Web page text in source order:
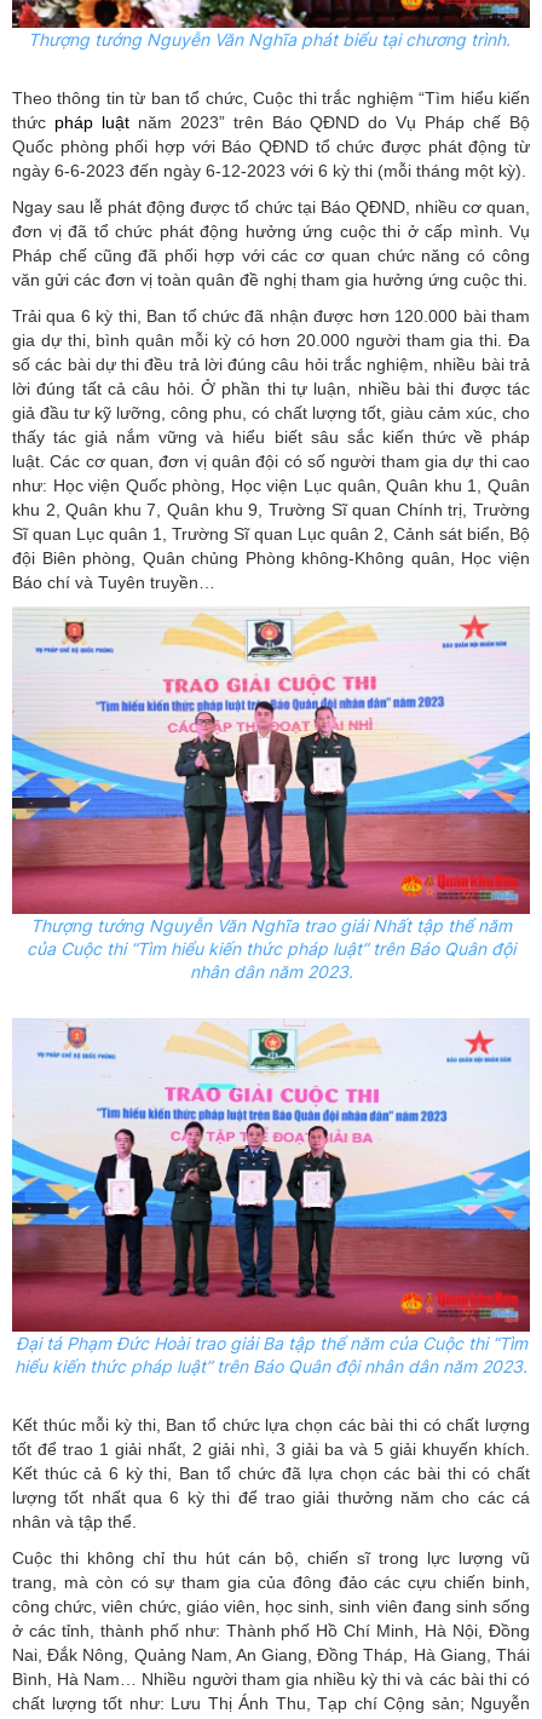
Thượng tướng Nguyễn Văn Nghĩa phát biểu tại chương trình.
Theo thông tin từ ban tổ chức, Cuộc thi trắc nghiệm “Tìm hiểu kiến
thức pháp luậtnăm 2023” trên Báo QĐND do Vụ Pháp chế Bộ
Quốc phòng phối hợp với Báo QĐND tổ chức được phát động từ
ngày 6-6-2023 đến ngày 6-12-2023 với 6 kỳ thi (mỗi tháng một kỳ).
Ngay sau lễ phát động được tổ chức tại Báo QĐND, nhiều cơ quan,
đơn vị đã tổ chức phát động hưởng ứng cuộc thi ở cấp mình. Vụ
Pháp chế cũng đã phối hợp với các cơ quan chức năng có công
văn gửi các đơn vị toàn quân đề nghị tham gia hưởng ứng cuộc thi.
Trải qua 6 kỳ thi, Ban tổ chức đã nhận được hơn 120.000 bài tham
gia dự thi, bình quân mỗi kỳ có hơn 20.000 người tham gia thi. Đa
số các bài dự thi đều trả lời đúng câu hỏi trắc nghiệm, nhiều bài trả
lời đúng tất cả câu hỏi. Ở phần thi tự luận, nhiều bài thi được tác
giả đầu tư kỹ lưỡng, công phu, có chất lượng tốt, giàu cảm xúc, cho
thấy tác giả nắm vững và hiểu biết sâu sắc kiến thức về pháp
luật. Các cơ quan, đơn vị quân đội có số người tham gia dự thi cao
như: Học viện Quốc phòng, Học viện Lục quân, Quân khu 1, Quân
khu 2, Quân khu 7, Quân khu 9, Trường Sĩ quan Chính trị, Trường
Sĩ quan Lục quân 1, Trường Sĩ quan Lục quân 2, Cảnh sát biển, Bộ
đội Biên phòng, Quân chủng Phòng không-Không quân, Học viện
Báo chí và Tuyên truyền…
Thượng tướng Nguyễn Văn Nghĩa trao giải Nhất tập thể năm
của Cuộc thi “Tìm hiểu kiến thức pháp luật” trên Báo Quân đội
nhân dân năm 2023.
Đại tá Phạm Đức Hoài trao giải Ba tập thể năm của Cuộc thi “Tìm
hiểu kiến thức pháp luật” trên Báo Quân đội nhân dân năm 2023.
Kết thúc mỗi kỳ thi, Ban tổ chức lựa chọn các bài thi có chất lượng
tốt để trao 1 giải nhất, 2 giải nhì, 3 giải ba và 5 giải khuyến khích.
Kết thúc cả 6 kỳ thi, Ban tổ chức đã lựa chọn các bài thi có chất
lượng tốt nhất qua 6 kỳ thi để trao giải thưởng năm cho các cá
nhân và tập thể.
Cuộc thi không chỉ thu hút cán bộ, chiến sĩ trong lực lượng vũ
trang, mà còn có sự tham gia của đông đảo các cựu chiến binh,
công chức, viên chức, giáo viên, học sinh, sinh viên đang sinh sống
ở các tỉnh, thành phố như: Thành phố Hồ Chí Minh, Hà Nội, Đồng
Nai, Đắk Nông, Quảng Nam, An Giang, Đồng Tháp, Hà Giang, Thái
Bình, Hà Nam… Nhiều người tham gia nhiều kỳ thi và các bài thi có
chất lượng tốt như: Lưu Thị Ánh Thu, Tạp chí Cộng sản; Nguyễn